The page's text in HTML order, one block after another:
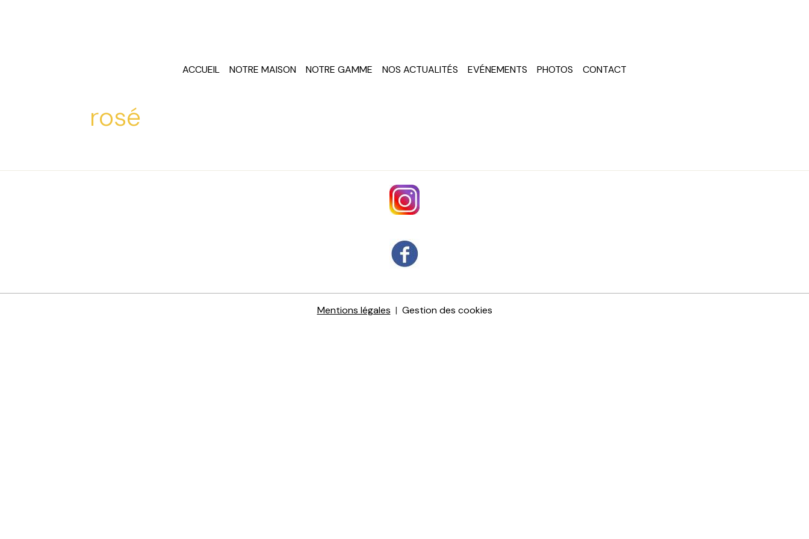
ACCUEIL NOTRE MAISON NOTRE GAMME NOS ACTUALITÉS EVÉNEMENTS PHOTOS CONTACT
rosé
Mentions légales Gestion des cookies